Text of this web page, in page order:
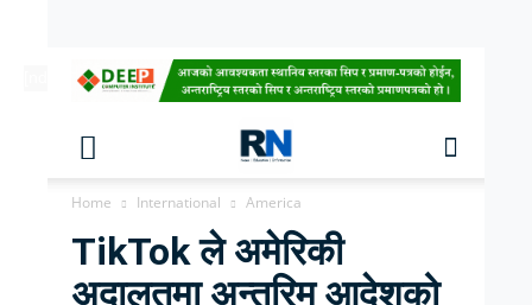
[ndc-today-date]
Home International America
TikTok ले अमेरिकी
अदालतमा अन्तरिम आदेशको